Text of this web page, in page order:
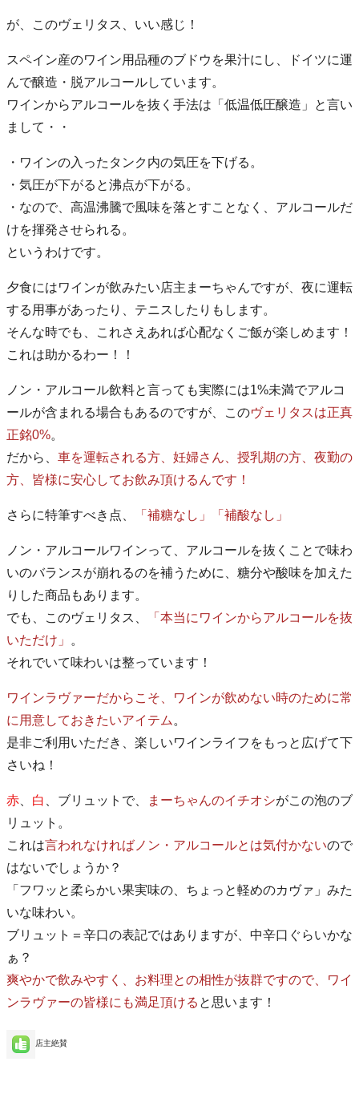
が、このヴェリタス、いい感じ！
スペイン産のワイン用品種のブドウを果汁にし、ドイツに運
んで醸造・脱アルコールしています。
ワインからアルコールを抜く手法は「低温低圧醸造」と言い
まして・・
・ワインの入ったタンク内の気圧を下げる。
・気圧が下がると沸点が下がる。
・なので、高温沸騰で風味を落とすことなく、アルコールだ
けを揮発させられる。
というわけです。
夕食にはワインが飲みたい店主まーちゃんですが、夜に運転
する用事があったり、テニスしたりもします。
そんな時でも、これさえあれば心配なくご飯が楽しめます！
これは助かるわー！！
ノン・アルコール飲料と言っても実際には1%未満でアルコ
ールが含まれる場合もあるのですが、このヴェリタスは正真
正銘0%。
だから、 車を運転される方、妊婦さん、授乳期の方、夜勤の
方、皆様に安心してお飲み頂けるんです！
さらに特筆すべき点、 「補糖なし」「補酸なし」
ノン・アルコールワインって、アルコールを抜くことで味わ
いのバランスが崩れるのを補うために、糖分や酸味を加えた
りした商品もあります。
でも、このヴェリタス、
「本当にワインからアルコールを抜
いただけ」
。
それでいて味わいは整っています！
ワインラヴァーだからこそ、ワインが飲めない時のために常
に用意しておきたいアイテム 。
是非ご利用いただき、楽しいワインライフをもっと広げて下
さいね！
赤 白 、ブリュットで、 まーちゃんのイチオシがこの泡のブ
リュット。
これは言われなければノン・アルコールとは気付かないので
はないでしょうか？
「フワッと柔らかい果実味の、ちょっと軽めのカヴァ」みた
いな味わい。
ブリュット＝辛口の表記ではありますが、中辛口ぐらいかな
ぁ？
爽やかで飲みやすく、お料理との相性が抜群ですので、ワイ
ンラヴァーの皆様にも満足頂ける と思います！
店主絶賛